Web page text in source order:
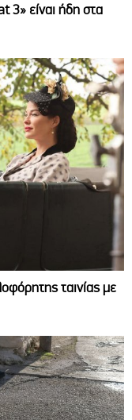
3» είναι ήδη στα
ταινίας με